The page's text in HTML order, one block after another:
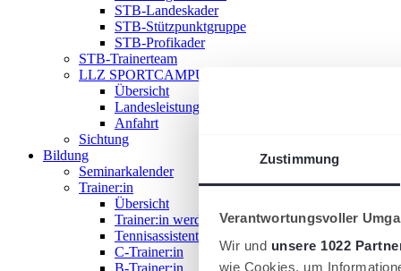
Zustimmung
Verantwortungsvoller
Wir und unsere 1022
wie Cookies, um
STB-Landeskader
STB-Stützpunktgruppe
STB-Profikader
STB-Trainerteam
LLZ SPORTCAMPUS SAAR
Übersicht
Landesleistungszentrum
Anfahrt
Sichtung
Bildung
Seminarkalender
Trainer:in
Übersicht
Trainer:in werden!
Tennisassistent:in
C-Trainer:in
B-Trainer:in